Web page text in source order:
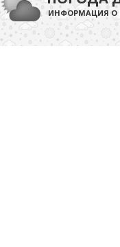
ИНФОРМАЦИЯ О